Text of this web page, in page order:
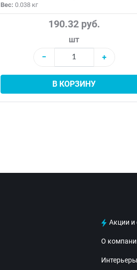
Вес: 0.038 кг
190.32 руб.
шт
−
+
В КОРЗИНУ
Акции и
О
Интерьеры